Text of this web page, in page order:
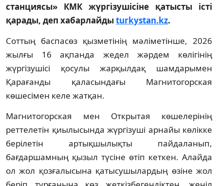
станциясы» КМК жүргізушісіне қатысты істі
қарады, деп хабарлайдыturkystan.kz.
Соттың баспасөз қызметінің мәліметінше, 2026
жылғы 16 ақпанда жедел жәрдем көлігінің
жүргізушісі қосулы жарқылдақ шамдарымен
Қарағанды қаласындағы Магнитогорская
көшесімен келе жатқан.
Магнитогорская мен Открытая көшелерінің
реттелетін қиылысында жүргізуші арнайы көлікке
берілетін артықшылықты пайдаланып,
бағдаршамның қызыл түсіне өтіп кеткен. Алайда
ол жол қозғалысына қатысушылардың өзіне жол